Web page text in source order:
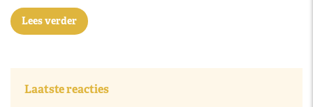
Lees verder
Laatste reacties